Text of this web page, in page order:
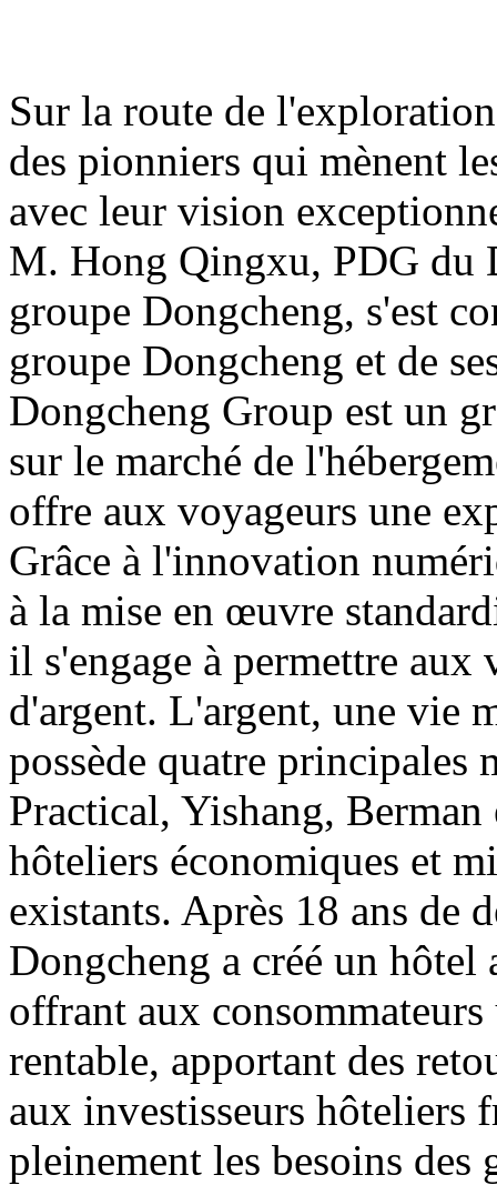
Sur la route de
des pionniers qui mènent
avec leur vision
M. Hong Qingxu, PDG du
groupe Dongcheng, s'est
groupe Dongcheng et de
Dongcheng Group est un
sur le marché de
offre aux voyageurs une
Grâce à l'innovation
à la mise en œuvre
il s'engage à permettre aux
d'argent. L'argent, une vie
possède quatre principales
Practical, Yishang,
hôteliers économiques et
existants. Après 18 ans de
Dongcheng a créé un hôtel
offrant aux
rentable, apportant des
aux investisseurs hôteliers
pleinement les besoins